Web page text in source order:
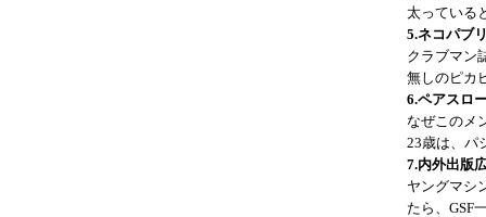
太っている
5.ネコパブ
クラブマン
無しのピカ
6.ペアスロ
なぜこのメ
23歳は、パ
7.内外出版
ヤングマシ
たら、GSF